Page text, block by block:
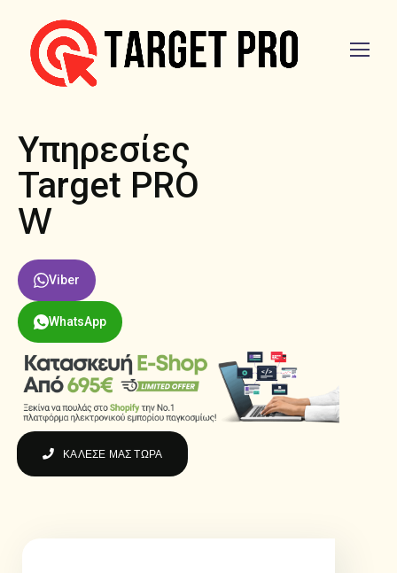
Υπηρεσίες
Target PRO
Web Host
Viber
WhatsApp
ΚΑΛΕΣΕ ΜΑΣ ΤΩΡΑ